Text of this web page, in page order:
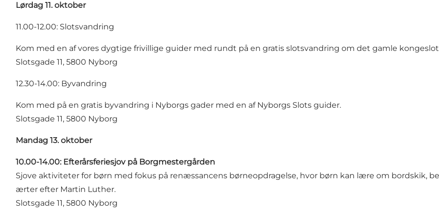
Lørdag 11. oktober
11.00-12.00: Slotsvandring
Kom med en af vores dygtige frivillige guider med rundt på en gratis slotsvandring om det gamle
Slotsgade 11, 5800 Nyborg
12.30-14.00: Byvandring
Kom med på en gratis byvandring i Nyborgs gader med en af Nyborgs Slots guider.
Slotsgade 11, 5800 Nyborg
Mandag 13. oktober
10.00-14.00: Efterårsferiesjov på Borgmestergården
Sjove aktiviteter for børn med fokus på renæssancens børneopdragelse, hvor børn kan lære om bordskik,
ærter efter Martin Luther.
Slotsgade 11, 5800 Nyborg